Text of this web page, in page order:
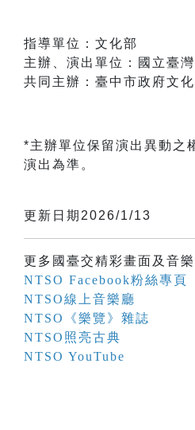
指導單位：文化部
主辦、演出單位：國立臺
共同主辦：臺中市政府文
*主辦單位保留演出異動之
演出為準。
更新日期2026/1/13
更多國臺交精彩畫面及音
NTSO Facebook粉絲專頁
NTSO線上音樂廳
NTSO《樂覽》雜誌
NTSO照亮古典
NTSO YouTube